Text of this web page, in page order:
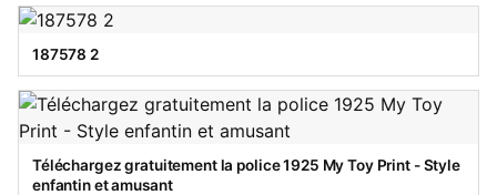
187578 2
Téléchargez gratuitement la police 1925 My Toy Print - Style
enfantin et amusant